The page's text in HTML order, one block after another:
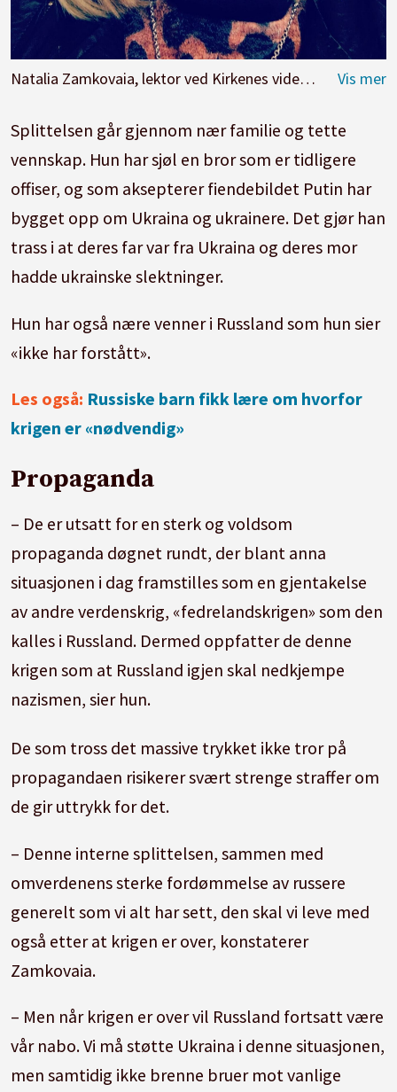
Natalia Zamkovaia, lektor ved Kirkenes videregående skole.
Splittelsen går gjennom nær familie og tette
vennskap. Hun har sjøl en bror som er tidligere
offiser, og som aksepterer fiendebildet Putin har
bygget opp om Ukraina og ukrainere. Det gjør han
trass i at deres far var fra Ukraina og deres mor
hadde ukrainske slektninger.
Hun har også nære venner i Russland som hun sier
«ikke har forstått».
Les også: Russiske barn fikk lære om hvorfor
krigen er «nødvendig»
Propaganda
– De er utsatt for en sterk og voldsom
propaganda døgnet rundt, der blant anna
situasjonen i dag framstilles som en gjentakelse
av andre verdenskrig, «fedrelandskrigen» som den
kalles i Russland. Dermed oppfatter de denne
krigen som at Russland igjen skal nedkjempe
nazismen, sier hun.
De som tross det massive trykket ikke tror på
propagandaen risikerer svært strenge straffer om
de gir uttrykk for det.
– Denne interne splittelsen, sammen med
omverdenens sterke fordømmelse av russere
generelt som vi alt har sett, den skal vi leve med
også etter at krigen er over, konstaterer
Zamkovaia.
– Men når krigen er over vil Russland fortsatt være
vår nabo. Vi må støtte Ukraina i denne situasjonen,
men samtidig ikke brenne bruer mot vanlige